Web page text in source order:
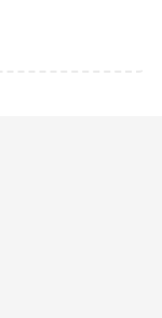
дать его